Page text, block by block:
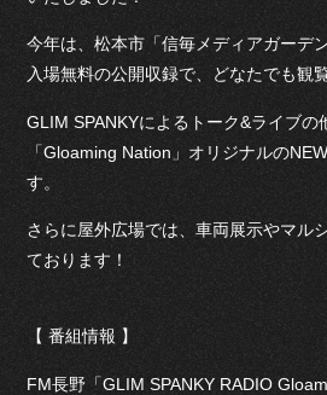
今年は、松本市「信毎メディアガーデ
入場無料の公開収録で、どなたでも観
GLIM SPANKYによるトーク&ライブの
「Gloaming Nation」オリジナルの
す。
さらに屋外広場では、車両展示やマル
ております！
【 番組情報 】
FM長野「GLIM SPANKY RADIO